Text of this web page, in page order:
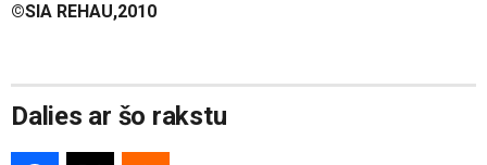
©SIA REHAU,2010
Dalies ar šo rakstu